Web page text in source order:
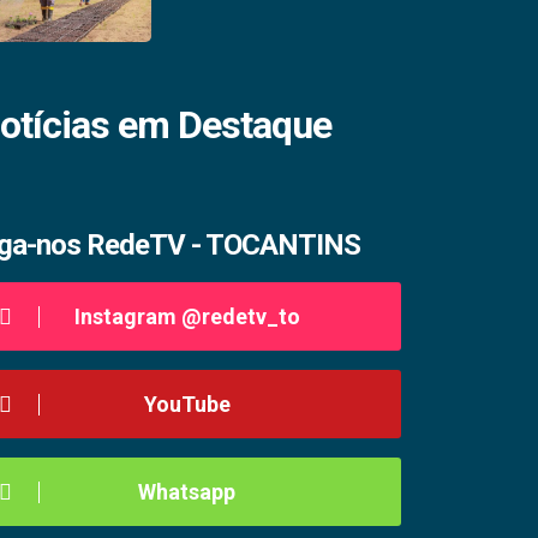
em Destaque
nos RedeTV - TOCANTINS
Instagram @redetv_to
YouTube
Whatsapp